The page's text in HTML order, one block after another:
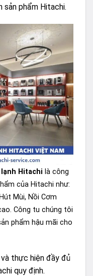
sản phẩm Hitachi.
Hitachi là công
của Hitachi như:
Mùi, Nồi Cơm
Công tu chúng tôi
phẩm hậu mãi cho
thực hiện đầy đủ
quy định.